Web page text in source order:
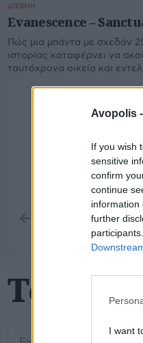
Avopolis -
If you wish
sensitive
confirm
continue
information
further
I want
ΔΙΕΘΝΗ
Evanescence –
Πώς μια μπάντα με σχεδόν
ιστορίας καταφέρνει να
ταυτόχρονα οικεία και
Τσέρρυ
Εισάγετε μέρος του